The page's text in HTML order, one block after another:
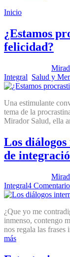
Inicio
¿Estamos
felicidad?
Integral Salud y
Una estimulante
tema de la
Mirador Salud, ella
Los
de
Integral4
¿Que yo me
inmenso, contengo
nos regala las frases
más